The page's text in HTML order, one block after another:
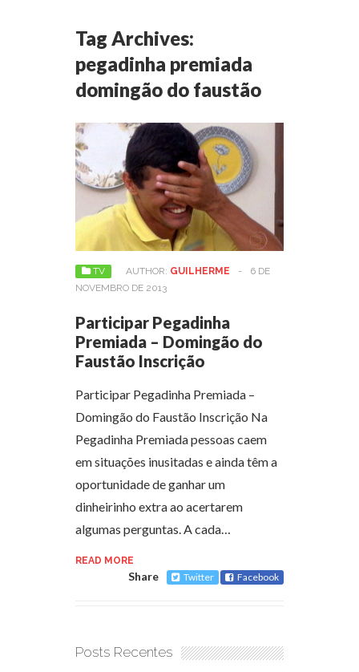
Tag Archives:
pegadinha premiada
domingão do faustão
TV AUTHOR: GUILHERME -
6 DE
NOVEMBRO DE 2013
Participar Pegadinha
Premiada – Domingão do
Faustão Inscrição
Participar Pegadinha Premiada –
Domingão do Faustão Inscrição Na
Pegadinha Premiada pessoas caem
em situações inusitadas e ainda têm a
oportunidade de ganhar um
dinheirinho extra ao acertarem
algumas perguntas. A cada…
READ MORE
Share Twitter Facebook
Posts Recentes